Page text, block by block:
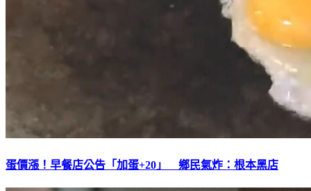
蛋價漲！早餐店公告「加蛋+20」 鄉民氣炸：根本黑店